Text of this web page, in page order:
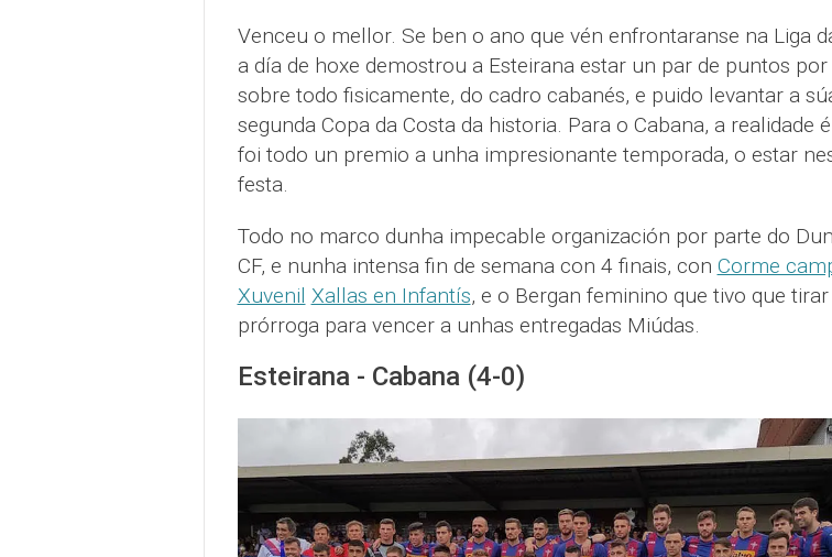
Venceu o mellor. Se ben o ano que vén enfrontaranse na Liga
a día de hoxe demostrou a Esteirana estar un par de puntos por
sobre todo fisicamente, do cadro cabanés, e puido levantar a
segunda Copa da Costa da historia. Para o Cabana, a realidade
foi todo un premio a unha impresionante temporada, o estar
festa.
Todo no marco dunha impecable organización por parte do
CF, e nunha intensa fin de semana con 4 finais, con Corme
Xuvenil Xallas en Infantís, e o Bergan feminino que tivo que tirar
prórroga para vencer a unhas entregadas Miúdas.
Esteirana - Cabana (4-0)